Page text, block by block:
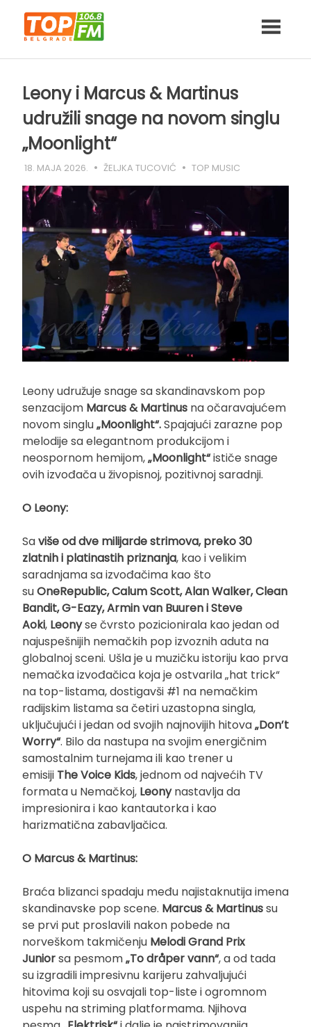
content
Leony i Marcus & Martinus
udružili snage na novom singlu
„Moonlight“
18. MAJA 2026. ŽELJKA TUCOVIĆ TOP MUSIC
Leony udružuje snage sa skandinavskom pop
senzacijom Marcus & Martinus na očaravajućem
novom singlu„Moonlight“.Spajajući zarazne pop
melodije sa elegantnom produkcijom i
neospornom hemijom,„Moonlight“ističe snage
ovih izvođača u živopisnoj, pozitivnoj saradnji.
O Leony:
Saviše od dve milijarde strimova, preko 30
zlatnih i platinastih priznanja, kao i velikim
saradnjama sa izvođačima kao što
suOneRepublic, Calum Scott, Alan Walker, Clean
Bandit, G-Eazy, Armin van Buuren i Steve
Aoki, Leonyse čvrsto pozicionirala kao jedan od
najuspešnijih nemačkih pop izvoznih aduta na
globalnoj sceni. Ušla je u muzičku istoriju kao prva
nemačka izvođačica koja je ostvarila „hat trick“
na top-listama, dostigavši #1 na nemačkim
radijskim listama sa četiri uzastopna singla,
uključujući i jedan od svojih najnovijih hitova„Don’t
Worry“. Bilo da nastupa na svojim energičnim
samostalnim turnejama ili kao trener u
emisiji The Voice Kids, jednom od najvećih TV
formata u Nemačkoj, Leonynastavlja da
impresionira i kao kantautorka i kao
harizmatična zabavljačica.
O Marcus & Martinus:
Braća blizanci spadaju među najistaknutija imena
skandinavske pop scene. Marcus & Martinussu
se prvi put proslavili nakon pobede na
norveškom takmičenju Melodi Grand Prix
Juniorsa pesmom„To dråper vann“, a od tada
su izgradili impresivnu karijeru zahvaljujući
hitovima koji su osvajali top-liste i ogromnom
uspehu na striming platformama. Njihova